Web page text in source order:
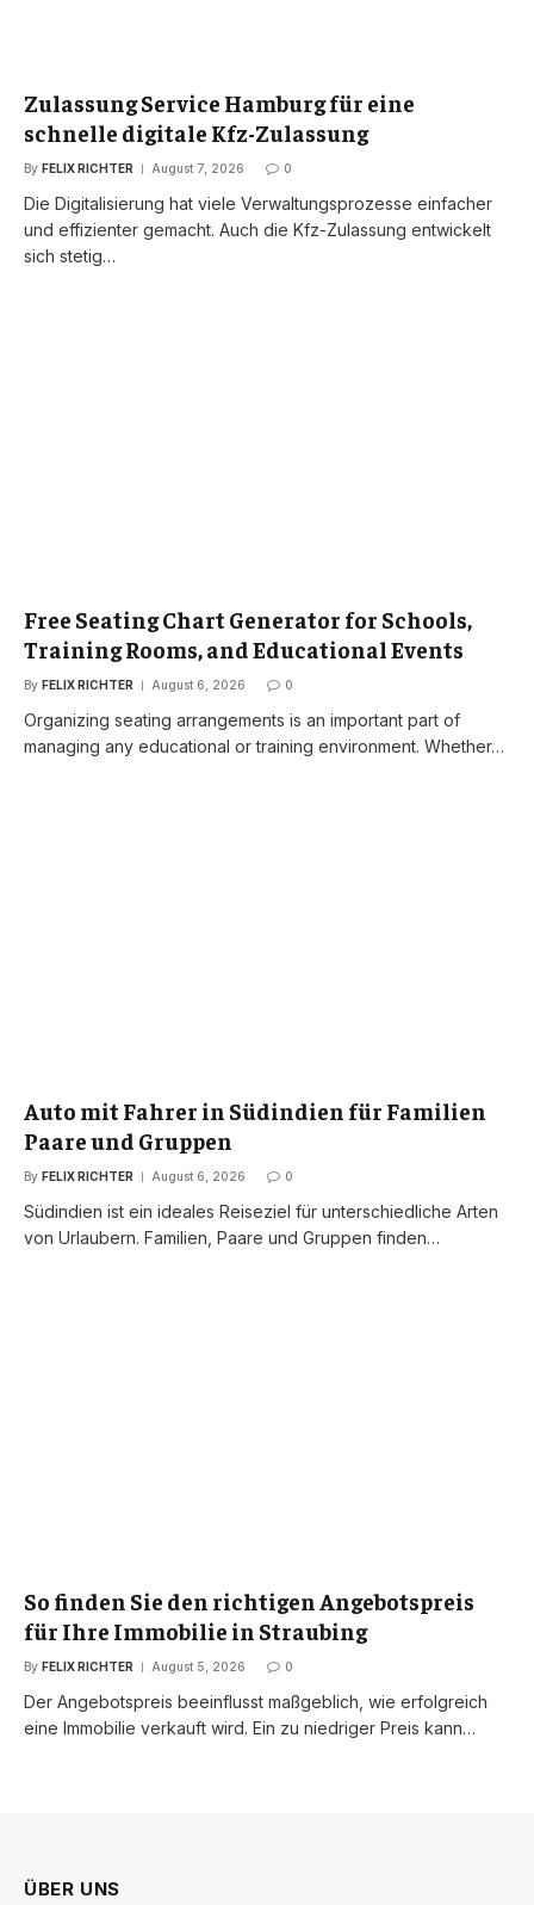
Zulassung Service Hamburg für eine
schnelle digitale Kfz-Zulassung
By FELIX RICHTER August 7, 2026 0
Die Digitalisierung hat viele Verwaltungsprozesse einfacher
und effizienter gemacht. Auch die Kfz-Zulassung entwickelt
sich stetig…
Free Seating Chart Generator for Schools,
Training Rooms, and Educational Events
By FELIX RICHTER August 6, 2026 0
Organizing seating arrangements is an important part of
managing any educational or training environment. Whether…
Auto mit Fahrer in Südindien für Familien
Paare und Gruppen
By FELIX RICHTER August 6, 2026 0
Südindien ist ein ideales Reiseziel für unterschiedliche Arten
von Urlaubern. Familien, Paare und Gruppen finden…
So finden Sie den richtigen Angebotspreis
für Ihre Immobilie in Straubing
By FELIX RICHTER August 5, 2026 0
Der Angebotspreis beeinflusst maßgeblich, wie erfolgreich
eine Immobilie verkauft wird. Ein zu niedriger Preis kann…
ÜBER UNS